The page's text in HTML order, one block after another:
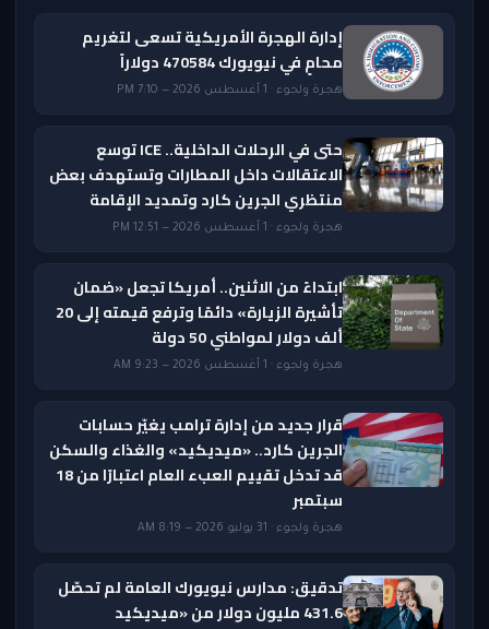
إدارة الهجرة الأمريكية تسعى لتغريم
محامٍ في نيويورك 470584 دولاراً
هجرة ولجوء · 1 أغسطس 2026 — 7:10 PM
حتى في الرحلات الداخلية.. ICE توسع
الاعتقالات داخل المطارات وتستهدف بعض
منتظري الجرين كارد وتمديد الإقامة
هجرة ولجوء · 1 أغسطس 2026 — 12:51 PM
ابتداءً من الاثنين.. أمريكا تجعل «ضمان
تأشيرة الزيارة» دائمًا وترفع قيمته إلى 20
ألف دولار لمواطني 50 دولة
هجرة ولجوء · 1 أغسطس 2026 — 9:23 AM
قرار جديد من إدارة ترامب يغيّر حسابات
الجرين كارد.. «ميديكيد» والغذاء والسكن
قد تدخل تقييم العبء العام اعتبارًا من 18
سبتمبر
هجرة ولجوء · 31 يوليو 2026 — 8:19 AM
تدقيق: مدارس نيويورك العامة لم تحصّل
431.6 مليون دولار من «ميديكيد